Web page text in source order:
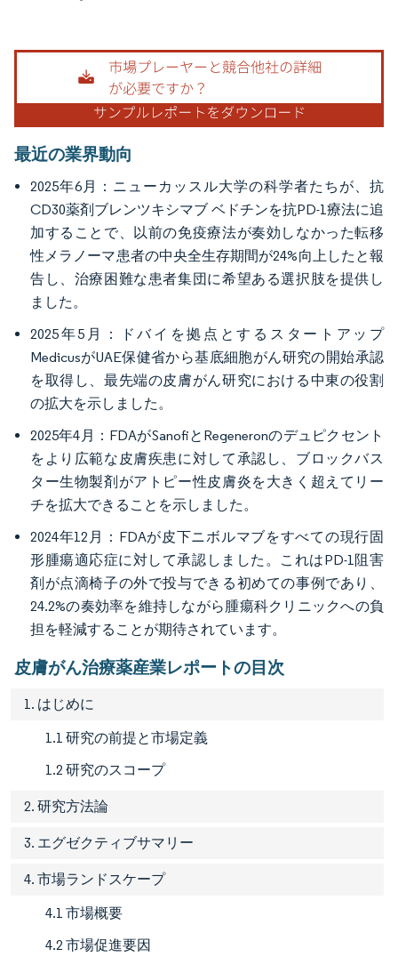
画像 © Mordor Intelligence。再利用にはCC BY 4.0の表示が必要です。
最近の業界動向
2025年6月：ニューカッスル大学の科学者たちが、抗
CD30薬剤ブレンツキシマブ ベドチンを抗PD-1療法に追
加することで、以前の免疫療法が奏効しなかった転移
性メラノーマ患者の中央全生存期間が24%向上したと報
告し、治療困難な患者集団に希望ある選択肢を提供し
ました。
2025年5月：ドバイを拠点とするスタートアップ
MedicusがUAE保健省から基底細胞がん研究の開始承認
を取得し、最先端の皮膚がん研究における中東の役割
の拡大を示しました。
2025年4月：FDAがSanofiとRegeneronのデュピクセント
をより広範な皮膚疾患に対して承認し、ブロックバス
ター生物製剤がアトピー性皮膚炎を大きく超えてリー
チを拡大できることを示しました。
2024年12月：FDAが皮下ニボルマブをすべての現行固
形腫瘍適応症に対して承認しました。これはPD-1阻害
剤が点滴椅子の外で投与できる初めての事例であり、
24.2%の奏効率を維持しながら腫瘍科クリニックへの負
担を軽減することが期待されています。
皮膚がん治療薬産業レポートの目次
1. はじめに
1.1 研究の前提と市場定義
1.2 研究のスコープ
2. 研究方法論
3. エグゼクティブサマリー
4. 市場ランドスケープ
4.1 市場概要
4.2 市場促進要因